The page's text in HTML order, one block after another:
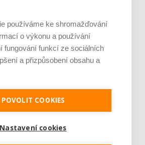
pro nemocné děti a děti
používáme ke shromažďování
o výkonu a používání
fungování funkcí ze sociálních
a přizpůsobení obsahu a
POVOLIT COOKIES
Nastavení cookies